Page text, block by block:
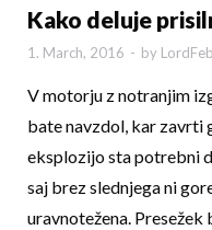
Kako deluje
1. March, 2016 - by
V motorju z notranjim
bate navzdol, kar zavrti
eksplozijo sta potrebni
saj brez slednjega ni
uravnotežena. Presežek